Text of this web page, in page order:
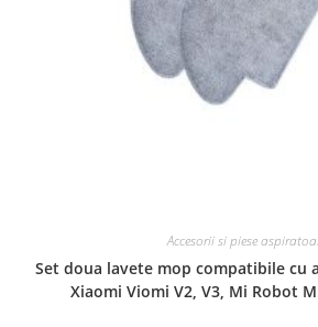
Accesorii si piese
Set doua lavete mop compatibile cu
Xiaomi Viomi V2, V3, Mi Robot